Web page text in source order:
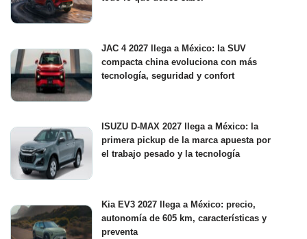
JAC 4 2027 llega a México: la SUV
compacta china evoluciona con más
tecnología, seguridad y confort
ISUZU D-MAX 2027 llega a México: la
primera pickup de la marca apuesta por
el trabajo pesado y la tecnología
Kia EV3 2027 llega a México: precio,
autonomía de 605 km, características y
preventa